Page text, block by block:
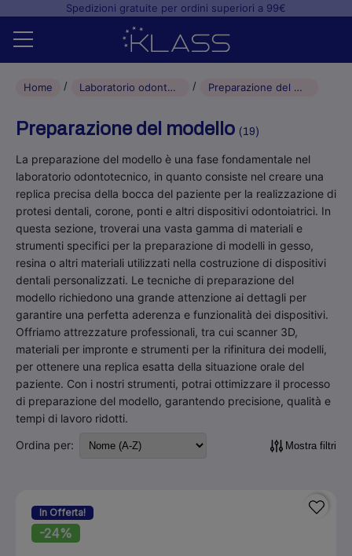
Spedizioni gratuite per ordini superiori a 99€
Home
Studio odontoiatrico
Laboratorio odontotecnico +
Blog
Home Laboratorio odontotecnico Preparazione del modello
Preparazione del modello (19)
La preparazione del modello è una fase fondamentale nel
laboratorio odontotecnico, in quanto consiste nel creare una
replica precisa della bocca del paziente per la realizzazione di
protesi dentali, corone, ponti e altri dispositivi odontoiatrici. In
questa sezione, troverai una vasta gamma di materiali e
strumenti specifici per la preparazione di modelli in gesso,
resina o altri materiali utilizzati nella costruzione di dispositivi
dentali personalizzati. Le tecniche di preparazione del
modello richiedono una grande attenzione ai dettagli per
garantire una perfetta aderenza e funzionalità dei dispositivi.
Offriamo attrezzature professionali, tra cui scanner 3D,
materiali per impronte e strumenti per la rifinitura dei modelli,
per ottenere una replica esatta della situazione orale del
paziente. Con i nostri strumenti, potrai ottimizzare il processo
di preparazione del modello, garantendo precisione, qualità e
tempi di lavoro ridotti.
Ordina per:
Mostra filtri
In Offerta!
-24%